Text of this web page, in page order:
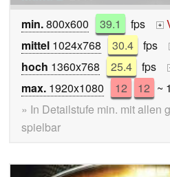
min.800x600 39.1 fps +
mittel 1024x768 30.4 fps
hoch 1360x768 25.4 fps
max. 1920x1080 12 12 ~
» In Detailstufe min. mit allen
spielbar